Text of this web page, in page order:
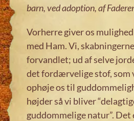
barn, ved adoption, af
Vorherre giver os
med Ham. Vi,
forvandlet; ud af selve
det fordærvelige stof, som
ophøje os til
højder så vi bliver
guddommelige natur”. Det